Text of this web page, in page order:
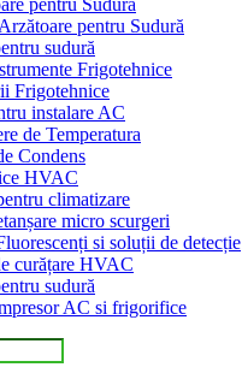
pentru Sudură
pentru Sudură
sudură
Frigotehnice
Frigotehnice
instalare AC
de Temperatura
Condens
HVAC
climatizare
micro scurgeri
si soluții de detecție
curățare HVAC
sudură
AC si frigorifice